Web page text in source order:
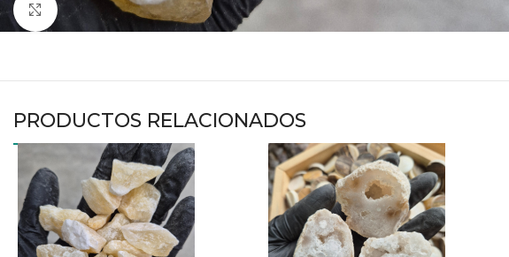
Haga clic para ampliar
PRODUCTOS RELACIONADOS